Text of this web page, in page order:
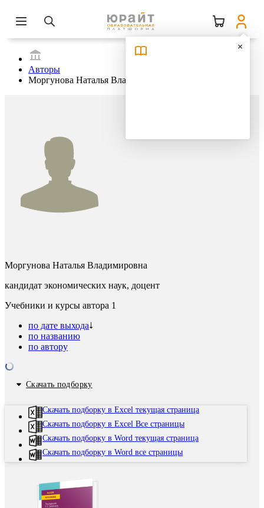
Авторы
Моргунова Наталья Владимировна
Моргунова Наталья Владимировна
кандидат экономических наук, доцент
Учебники и курсы автора 1
по дате выхода
по названию
по автору
Скачать подборку
Скачать подборку в Excel текущая страница
Скачать подборку в Excel Все страницы
Скачать подборку в Word текущая страница
Скачать подборку в Word все страницы